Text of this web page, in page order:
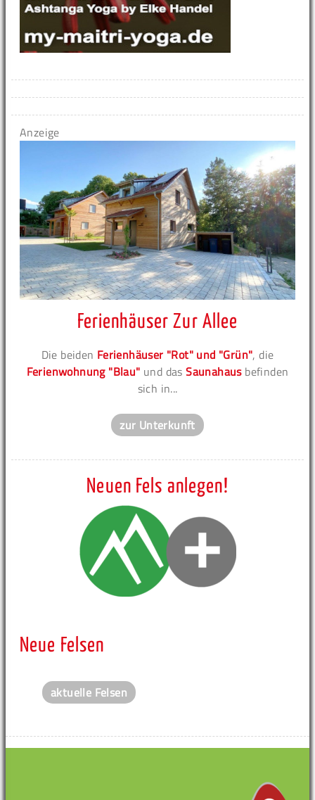
Anzeige
Ferienhäuser Zur Allee
Die beiden Ferienhäuser "Rot" und "Grün", die
Ferienwohnung "Blau" und dasSaunahausbefinden
sich in...
zur Unterkunft
Neuen Fels anlegen!
Neue Felsen
aktuelle Felsen